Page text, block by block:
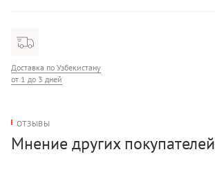
Доставка по Узбекистану
от 1 до 3 дней
ОТЗЫВЫ
Мнение других покупателей